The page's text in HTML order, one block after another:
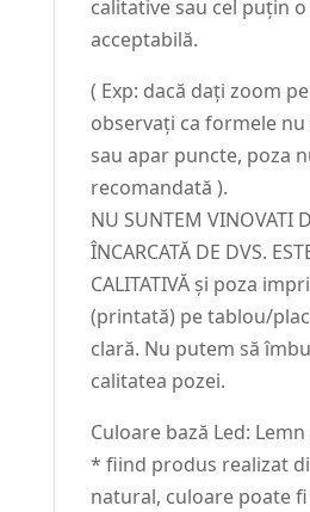
calitative sau cel puțin
acceptabilă.
( Exp: dacă dați zoom
observați ca formele
sau apar puncte, poza
recomandată ).
NU SUNTEM VINOVATI
ÎNCARCATĂ DE DVS.
CALITATIVĂ și poza
(printată) pe tablou/
clară. Nu putem să
calitatea pozei.
Culoare bază Led:
* fiind produs realizat
natural, culoare poate